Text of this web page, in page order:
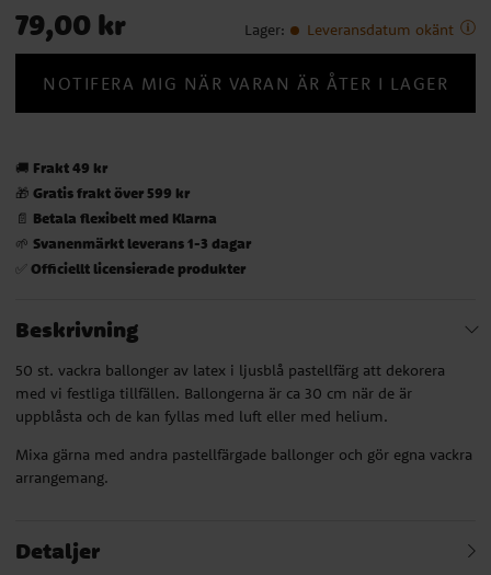
Pris: 79,00 kr
79,00 kr Lager: Leveransdatum okänt
NOTIFERA MIG NÄR VARAN ÄR ÅTER I LAGER
🚚 Frakt 49 kr
🎁 Gratis frakt över 599 kr
📄 Betala flexibelt med Klarna
🌱 Svanenmärkt leverans 1-3 dagar
✅ Officiellt licensierade produkter
Beskrivning
50 st. vackra ballonger av latex i ljusblå pastellfärg att dekorera
med vi festliga tillfällen. Ballongerna är ca 30 cm när de är
uppblåsta och de kan fyllas med luft eller med helium.
Mixa gärna med andra pastellfärgade ballonger och gör egna vackra
arrangemang.
Detaljer